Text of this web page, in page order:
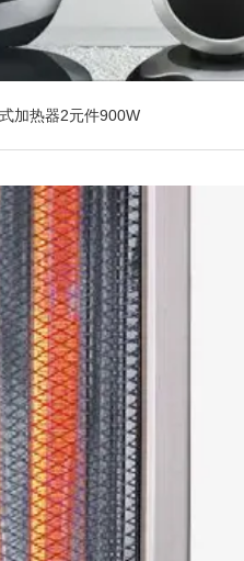
加热器2元件900W